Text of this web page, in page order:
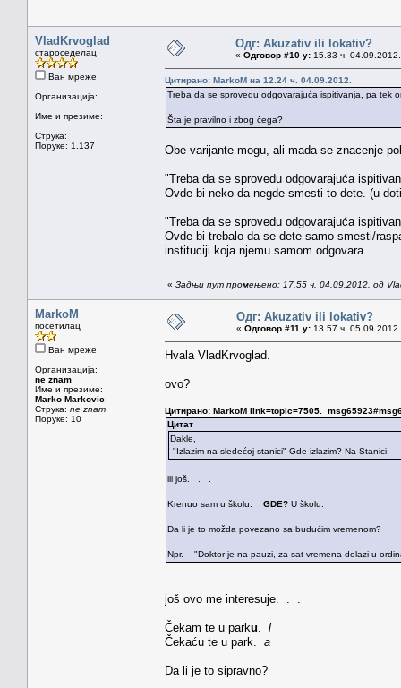
VladKrvoglad
староседелац
Ван мреже
Организација:
Име и презиме:
Струка:
Поруке: 1.137
Одг: Akuzativ ili lokativ?
« Одговор #10 у: 15.33 ч.
Цитирано: MarkoM на 12.24 ч. 04.09.2012.
Treba da se sprovedu odgovarajuća ispitivanja, pa tek
Šta je pravilno i zbog čega?
Obe varijante mogu, ali mada se znacenje
"Treba da se sprovedu odgovarajuća
Ovde bi neko da negde smesti to dete. (u
"Treba da se sprovedu odgovarajuća
Ovde bi trebalo da se dete samo smesti/
instituciji koja njemu samom odgovara.
« Задњи пут промењено: 17.55 ч. 04.09.2012. од
MarkoM
посетилац
Ван мреже
Организација:
ne znam
Име и презиме:
Marko Markovic
Струка: ne znam
Поруке: 10
Одг: Akuzativ ili lokativ?
« Одговор #11 у: 13.57 ч.
Hvala VladKrvoglad.
ovo?
Цитирано: MarkoM link=topic=7505.
Цитат
Dakle,
"Izlazim na sledećoj stanici" Gde izlazim? Na Stanici.
ili još. . .
Krenuo sam u školu. GDE? U školu.
Da li je to možda povezano sa budućim vremenom?
Npr. "Doktor je na pauzi, za sat vremena dolazi u
još ovo me interesuje. . .
Čekam te u parku
l
Čekaću te u park. a
Da li je to sipravno?